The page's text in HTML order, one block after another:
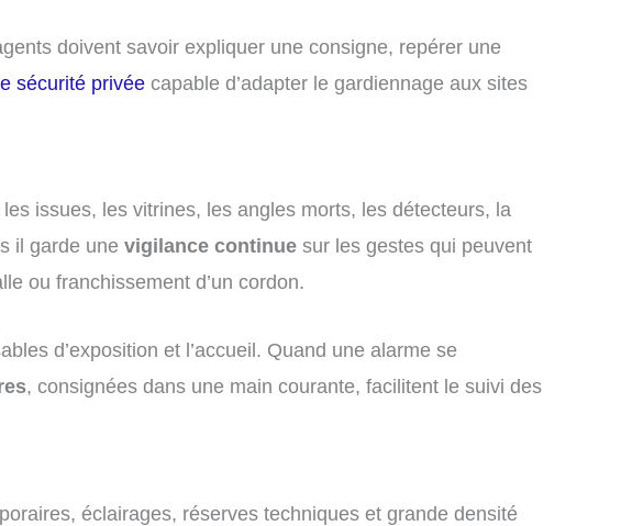
doivent savoir expliquer une consigne, repérer une
sécurité privée capable d’adapter le gardiennage aux sites
issues, les vitrines, les angles morts, les détecteurs, la
il garde une vigilance continue sur les gestes qui peuvent
ou franchissement d’un cordon.
d’exposition et l’accueil. Quand une alarme se
, consignées dans une main courante, facilitent le suivi des
éclairages, réserves techniques et grande densité